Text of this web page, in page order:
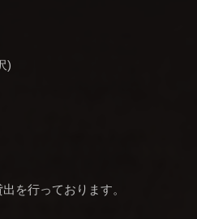
)
を行っております。